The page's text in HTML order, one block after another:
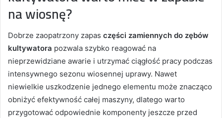
na wiosnę?
Dobrze zaopatrzony zapas części zamiennych do zębów
kultywatora pozwala szybko reagować na
nieprzewidziane awarie i utrzymać ciągłość pracy podczas
intensywnego sezonu wiosennej uprawy. Nawet
niewielkie uszkodzenie jednego elementu może znacząco
obniżyć efektywność całej maszyny, dlatego warto
przygotować odpowiednie komponenty jeszcze przed